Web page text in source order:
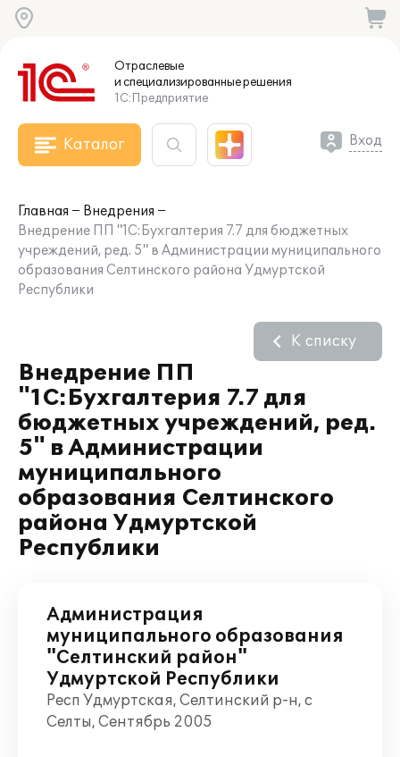
Отраслевые
и специализированныерешения
1С:Предприятие
Каталог Вход
Главная
Внедрения
Внедрение ПП "1С:Бухгалтерия 7.7 для бюджетных
учреждений, ред. 5" в Администрации муниципального
образования Селтинского района Удмуртской
Республики
Внедрение ПП
"1С:Бухгалтерия 7.7 для
бюджетных учреждений, ред.
5" в Администрации
муниципального
образования Селтинского
района Удмуртской
Республики
К списку
Администрация
муниципального образования
"Селтинский район"
Удмуртской Республики
Респ Удмуртская, Селтинский р-н, с
Селты, Сентябрь 2005